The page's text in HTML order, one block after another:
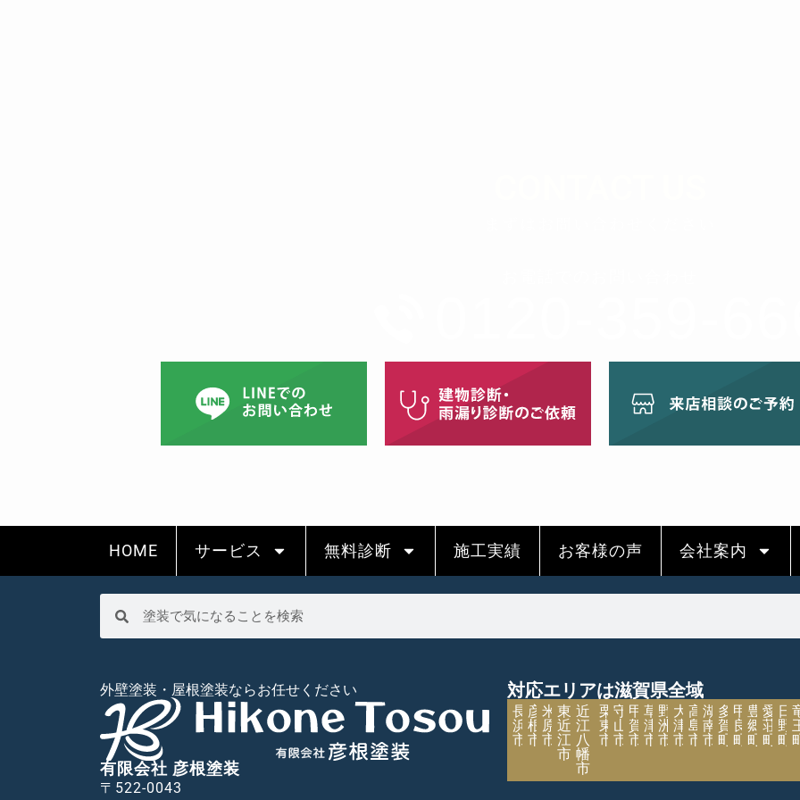
HOME サービス 無料診断 施工実績 お客様の声 会社案内
外壁塗装・屋根塗装ならお任せください
有限会社 彦根塗装
〒522-0043
対応エリアは滋賀県全域
長
浜
市
彦
根
市
米
原
市
東
近
江
市
近
江
八
幡
市
栗
東
市
守
山
市
甲
賀
市
草
津
市
野
洲
市
大
津
市
高
島
市
湖
南
市
多
賀
町
甲
良
町
豊
郷
町
愛
荘
町
日
野
町